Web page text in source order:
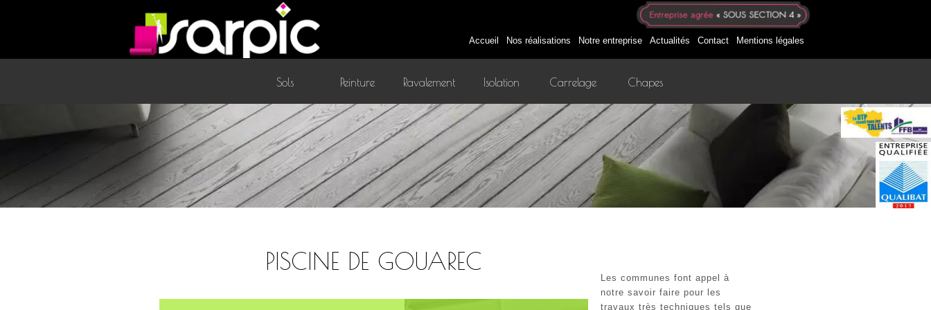
Sols Peinture
intérieure
Ravalement Isolation Carrelage Chapes
Accueil Nos réalisations Notre entreprise Actualités Contact Mentions légales
PISCINE DE GOUAREC
Les communes font appel à
notre savoir faire pour les
travaux très techniques tels que